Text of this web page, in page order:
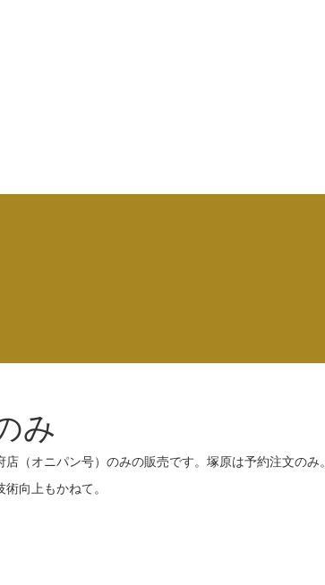
み
（オニパン号）のみの販売です。塚原は予約注文のみ。
向上もかねて。